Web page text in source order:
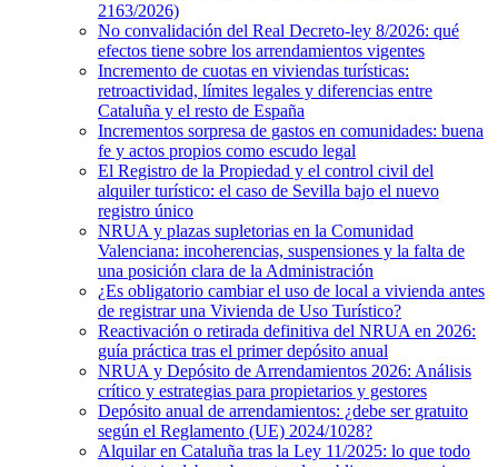
2163/2026)
No convalidación del Real Decreto-ley 8/2026: qué
efectos tiene sobre los arrendamientos vigentes
Incremento de cuotas en viviendas turísticas:
retroactividad, límites legales y diferencias entre
Cataluña y el resto de España
Incrementos sorpresa de gastos en comunidades: buena
fe y actos propios como escudo legal
El Registro de la Propiedad y el control civil del
alquiler turístico: el caso de Sevilla bajo el nuevo
registro único
NRUA y plazas supletorias en la Comunidad
Valenciana: incoherencias, suspensiones y la falta de
una posición clara de la Administración
¿Es obligatorio cambiar el uso de local a vivienda antes
de registrar una Vivienda de Uso Turístico?
Reactivación o retirada definitiva del NRUA en 2026:
guía práctica tras el primer depósito anual
NRUA y Depósito de Arrendamientos 2026: Análisis
crítico y estrategias para propietarios y gestores
Depósito anual de arrendamientos: ¿debe ser gratuito
según el Reglamento (UE) 2024/1028?
Alquilar en Cataluña tras la Ley 11/2025: lo que todo